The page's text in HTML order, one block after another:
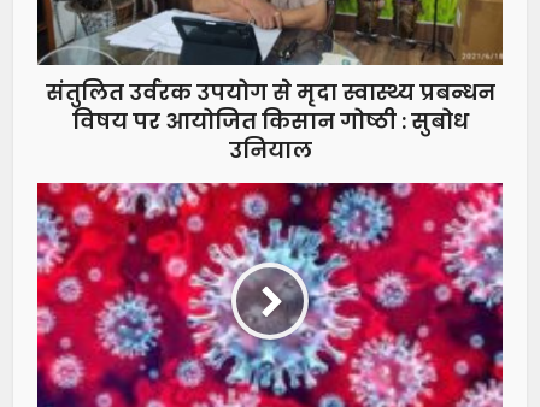
संतुलित उर्वरक उपयोग से मृदा स्वास्थ्य प्रबन्धन
विषय पर आयोजित किसान गोष्ठी : सुबोध
उनियाल